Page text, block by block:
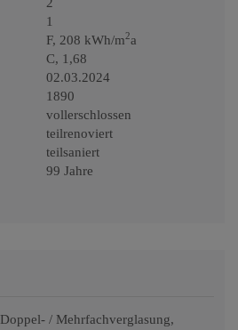
1
F, 208 kWh/m2a
C, 1,68
02.03.2024
1890
vollerschlossen
teilrenoviert
teilsaniert
99 Jahre
Doppel- / Mehrfachverglasung